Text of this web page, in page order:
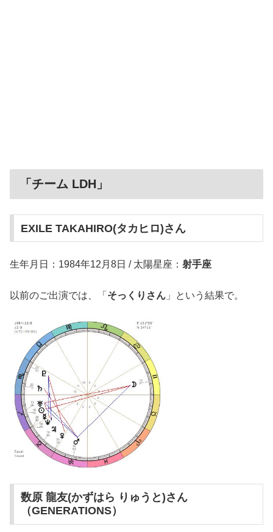
「チーム LDH」
EXILE TAKAHIRO(タカヒロ)さん
生年月日：1984年12月8日 / 太陽星座： 射手座
以前のご出演では、「 そっくりさん 」という結果で。
数原 龍友(かずはら りゅうと)さん
（GENERATIONS）